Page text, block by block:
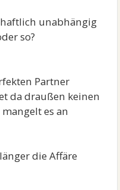
unabhängig
so?
Partner
da draußen keinen
es an
die Affäre